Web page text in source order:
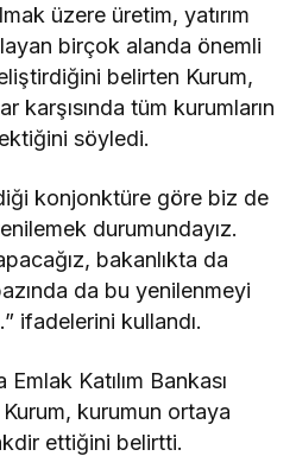
üzere üretim, yatırım
birçok alanda önemli
belirten Kurum,
karşısında tüm kurumların
söyledi.
konjonktüre göre biz de
durumundayız.
bakanlıkta da
da bu yenilenmeyi
ifadelerini kullandı.
Katılım Bankası
kurumun ortaya
ettiğini belirtti.